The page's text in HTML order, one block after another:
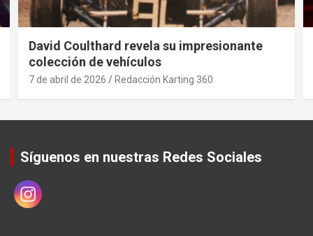
David Coulthard revela su impresionante
colección de vehículos
7 de abril de 2026 Redacción Karting 360
Síguenos en nuestras Redes Sociales